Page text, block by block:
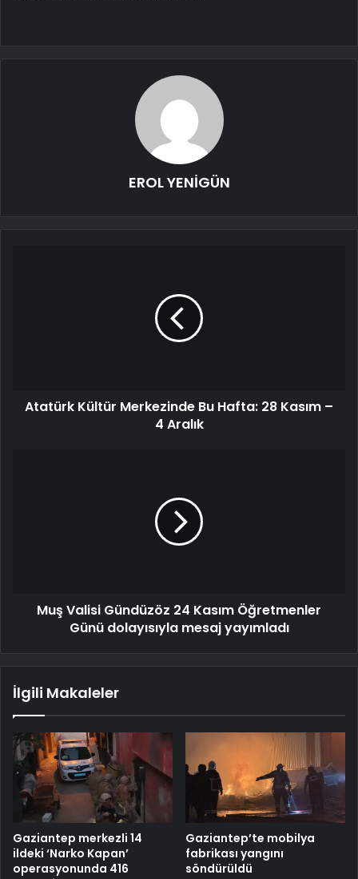
EROL YENİGÜN
Atatürk Kültür Merkezinde Bu Hafta: 28 Kasım –
4 Aralık
Muş Valisi Gündüzöz 24 Kasım Öğretmenler
Günü dolayısıyla mesaj yayımladı
İlgili Makaleler
Gaziantep merkezli 14
ildeki ‘Narko Kapan’
operasyonunda 416
Gaziantep’te mobilya
fabrikası yangını
söndürüldü